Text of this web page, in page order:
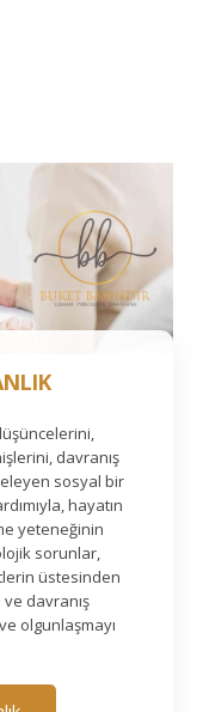
davranış
sosyal bir
hayatın
yeteneğinin
sorunlar,
üstesinden
davranış
olgunlaşmayı